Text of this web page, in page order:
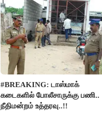
#BREAKING: டாஸ்மாக்
கடைகளில் போலீசாருக்கு பணி..
நீதிமன்றம் உத்தரவு..!!